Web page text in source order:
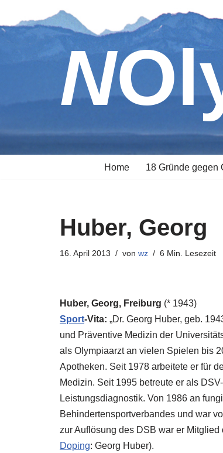
Home 18 Gründe gegen
Huber, Georg
16. April 2013 von wz 6 Min. Lesezeit
Huber, Georg, Freiburg (* 1943)
Sport-Vita: „Dr. Georg Huber, geb.
und Präventive Medizin der
als Olympiaarzt an vielen Spielen bis
Apotheken. Seit 1978 arbeitete er für
Medizin. Seit 1995 betreute er als
Leistungsdiagnostik. Von 1986 an
Behindertensportverbandes und war
zur Auflösung des DSB war er Mitglied
Doping: Georg Huber).